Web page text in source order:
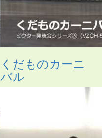
くだものカーニ
バル